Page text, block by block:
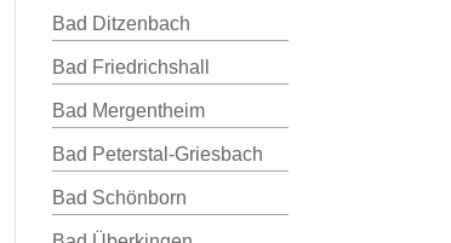
Bad Ditzenbach
Bad Friedrichshall
Bad Mergentheim
Bad Peterstal-Griesbach
Bad Schönborn